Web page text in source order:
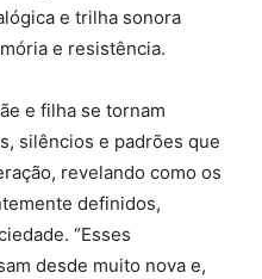
e trilha sonora
e resistência.
e filha se tornam
silêncios e padrões que
revelando como os
definidos,
“Esses
desde muito nova e,